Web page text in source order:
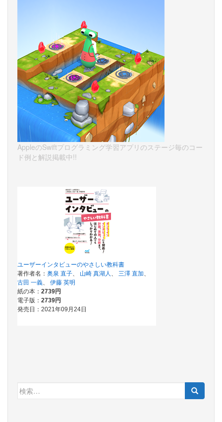
AppleのSwiftプログラミング学習アプリのステージ毎のコー
ド例と解説掲載中!!
検
索: